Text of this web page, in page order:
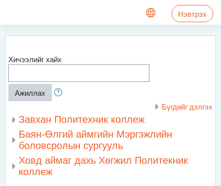
Нэвтрэх
Хичээлийг хайх
Ажиллах
Бүгдийг дэлгэх
Завхан Политехник коллеж
Баян-Өлгий аймгийн Мэргэжлийн
боловсролын сургууль
Ховд аймаг дахь Хөгжил Политекник
коллеж